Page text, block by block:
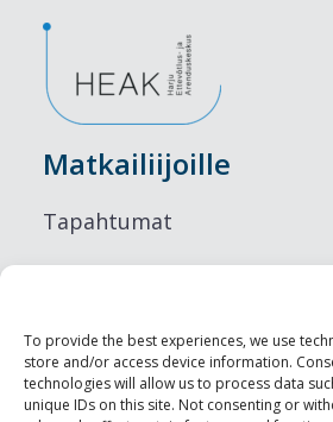
To provide the best experiences, we use
store and/or access device information.
technologies will allow us to process data
unique IDs on this site. Not consenting or
Matkailiijoille
Tapahtumat
Ruokailu
Nähtävyydet